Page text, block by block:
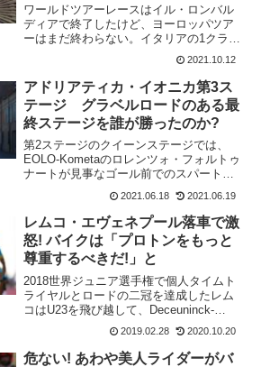
ワールドツアーレースはイル・ロンバル
ディアで終了したけど、ヨーロッパツア
ーはまだ終わらない。イタリアの1クラス
のワンデイレース、コッパ・アゴストー
ニ。正式名称は、Coppa Agostoni - Giro
delle Brianze。191...
2021.10.12
アドリアティカ・イオニカ第3ス
テージ グラベルロードのある最
終ステージを誰が勝ったのか?
第2ステージのクイーンステージでは、
EOLO-Kometaのロレンツォ・フォルトゥ
ナートが見事なゴール前でのスパートを
見せて勝利した。最終ステージは、平坦
だが6か所の未舗装路がある。5秒しかな
いリードをロレンツォ・フォルトゥナー
トが守るのは...
2021.06.18 2021.06.19
レムコ・エヴェネプール落車で激
怒! バイクは「プロトンをもっと
尊重するべきだ!」と
2018世界ジュニア選手権で個人タイムト
ライヤルとロードの二冠を達成したレム
コはU23を飛び越して、Deceuninck-
QuickStepでプロ契約を結んだ。ブロデ
ビューを果たしたブエルタ・ア・サンフ
ァンでは第9位でフニッシュし、23歳未...
2019.02.28 2020.10.20
危ない! あわや美人ライダーがバ